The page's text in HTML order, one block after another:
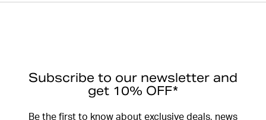
Subscribe to our newsletter and
get 10% OFF*